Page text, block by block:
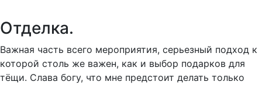
Отделка.
Важная часть всего мероприятия, серьезный подход к
которой столь же важен, как и выбор подарков для
тёщи. Слава богу, что мне предстоит делать только